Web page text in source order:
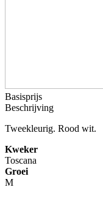
Basisprijs
Beschrijving
Tweekleurig. Rood wit.
Kweker
Toscana
Groei
M